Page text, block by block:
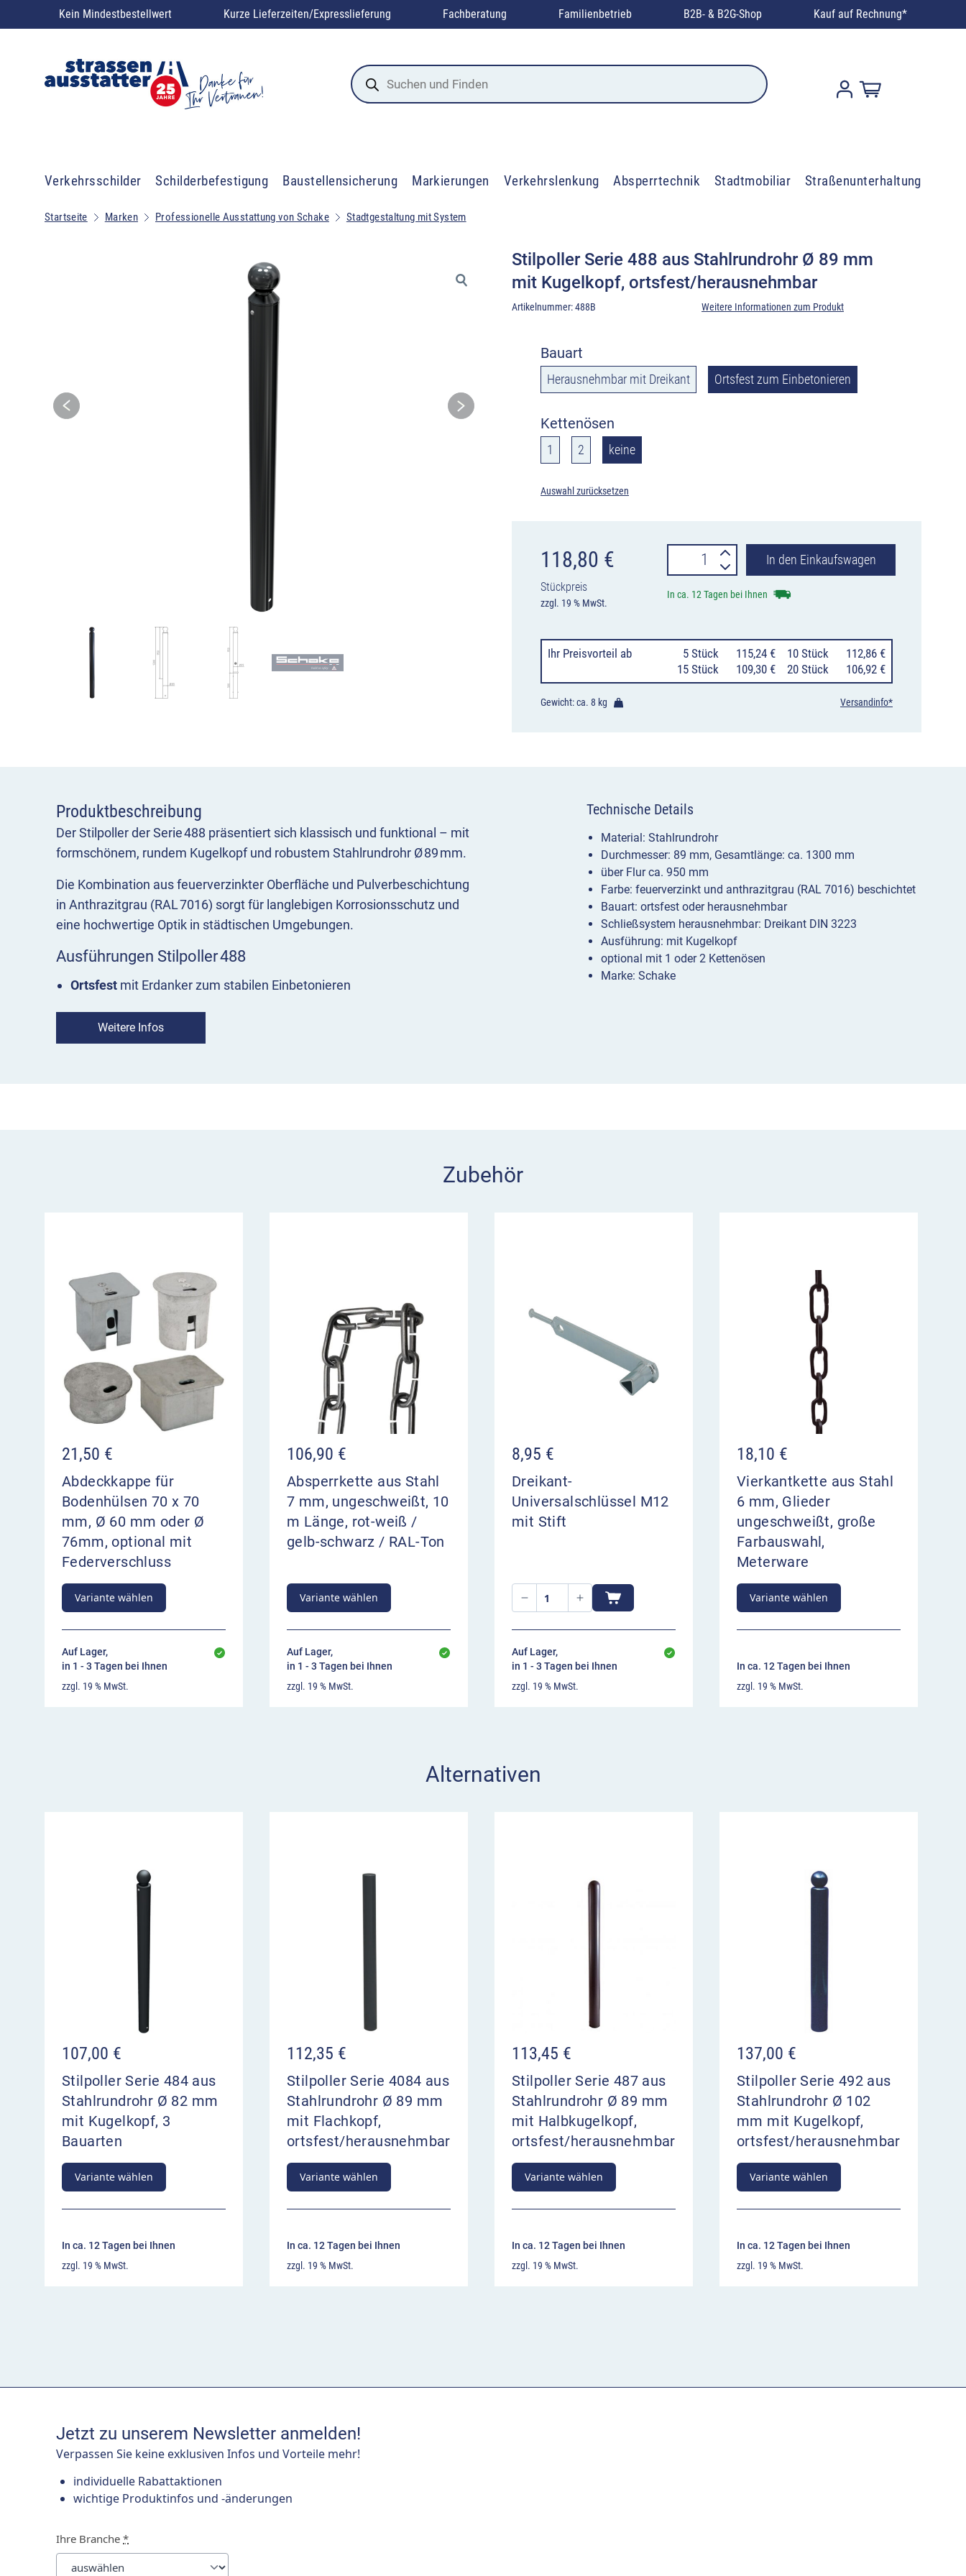
Kein Mindestbestellwert Kurze Lieferzeiten/Expresslieferung Fachberatung Familienbetrieb B2B- & B2G-Shop Kauf auf Rechnung*
Products
search
Verkehrsschilder Schilderbefestigung Baustellensicherung Markierungen Verkehrslenkung Absperrtechnik Stadtmobiliar Straßenunterhaltung
Startseite Marken Professionelle Ausstattung von Schake Stadtgestaltung mit System
Stilpoller Serie 488 aus Stahlrundrohr Ø 89 mm
mit Kugelkopf, ortsfest/herausnehmbar
Artikelnummer:488B Weitere Informationen zum Produkt
Bauart
Herausnehmbar mit Dreikant Ortsfest zum Einbetonieren
Kettenösen
1 2 keine
Auswahl zurücksetzen
118,80 €
Stückpreis
zzgl. 19 % MwSt.
Stilpoller
Serie
aus
Stahlrundrohr
Ø
ortsfest/herausnehmbar
Menge
In den Einkaufswagen
In ca. 12 Tagen bei Ihnen
Ihr Preisvorteil ab 5 Stück 115,24 € 10 Stück
112,86 €
15 Stück
109,30 € 20 Stück 106,92 €
Gewicht: ca. 8 kg Versandinfo*
Produktbeschreibung
Der Stilpoller der Serie 488 präsentiert sich klassisch und funktional – mit
formschönem, rundem Kugelkopf und robustem Stahlrundrohr Ø 89 mm.
Die Kombination aus feuerverzinkter Oberfläche und Pulverbeschichtung
in Anthrazitgrau (RAL 7016) sorgt für langlebigen Korrosionsschutz und
eine hochwertige Optik in städtischen Umgebungen.
Ausführungen Stilpoller 488
Ortsfest mit Erdanker zum stabilen Einbetonieren
Herausnehmbarmit Bodenhülse und Dreikantverschluss nach
DIN 3223
Kopf: aufgeschweißter Kugelkopf
Höhe über Flur: ca. 950 mm
Gesamtlänge (ortsfest): ca. 1 300 mm
Schloss (herausnehmbar): Dreikantverschluss nach DIN 3223
Kettenösen: optional 0 / 1 / 2 Stück
Weitere Infos
Technische Details
Material: Stahlrundrohr
Durchmesser: 89 mm, Gesamtlänge: ca. 1300 mm
über Flur ca. 950 mm
Farbe: feuerverzinkt und anthrazitgrau (RAL 7016) beschichtet
Bauart: ortsfest oder herausnehmbar
Schließsystem herausnehmbar: Dreikant DIN 3223
Ausführung: mit Kugelkopf
optional mit 1 oder 2 Kettenösen
Marke: Schake
Zubehör
21,50 €
Abdeckkappe für
Bodenhülsen 70 x 70
mm, Ø 60 mm oder Ø
76mm, optional mit
Federverschluss
Variante wählen
Auf Lager,
in 1 - 3 Tagen bei Ihnen
zzgl. 19 % MwSt.
106,90 €
Absperrkette aus Stahl
7 mm, ungeschweißt, 10
m Länge, rot-weiß /
gelb-schwarz / RAL-Ton
Variante wählen
Auf Lager,
in 1 - 3 Tagen bei Ihnen
zzgl. 19 % MwSt.
8,95 €
Dreikant-
Universalschlüssel M12
mit Stift
Auf Lager,
in 1 - 3 Tagen bei Ihnen
zzgl. 19 % MwSt.
18,10 €
Vierkantkette aus Stahl
6 mm, Glieder
ungeschweißt, große
Farbauswahl,
Meterware
Variante wählen
In ca. 12 Tagen bei Ihnen
zzgl. 19 % MwSt.
Alternativen
107,00 €
Stilpoller Serie 484 aus
Stahlrundrohr Ø 82 mm
mit Kugelkopf, 3
Bauarten
Variante wählen
In ca. 12 Tagen bei Ihnen
zzgl. 19 % MwSt.
112,35 €
Stilpoller Serie 4084 aus
Stahlrundrohr Ø 89 mm
mit Flachkopf,
ortsfest/herausnehmbar
Variante wählen
In ca. 12 Tagen bei Ihnen
zzgl. 19 % MwSt.
113,45 €
Stilpoller Serie 487 aus
Stahlrundrohr Ø 89 mm
mit Halbkugelkopf,
ortsfest/herausnehmbar
Variante wählen
In ca. 12 Tagen bei Ihnen
zzgl. 19 % MwSt.
137,00 €
Stilpoller Serie 492 aus
Stahlrundrohr Ø 102
mm mit Kugelkopf,
ortsfest/herausnehmbar
Variante wählen
In ca. 12 Tagen bei Ihnen
zzgl. 19 % MwSt.
Jetzt zu unserem Newsletter anmelden!
Verpassen Sie keine exklusiven Infos und Vorteile mehr!
individuelle Rabattaktionen
wichtige Produktinfos und -änderungen
Ihre Branche *